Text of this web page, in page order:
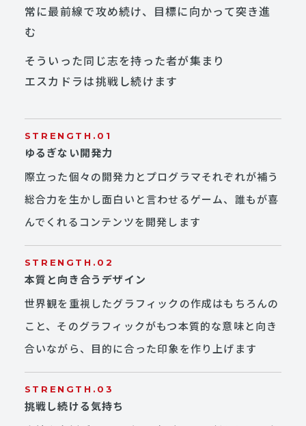
常に最前線で攻め続け、目標に向かって突き進
む
そういった同じ志を持った者が集まり
エスカドラは挑戦し続けます
STRENGTH.01
ゆるぎない開発力
際立った個々の開発力とプログラマそれぞれが補う
総合力を生かし面白いと言わせるゲーム、誰もが喜
んでくれるコンテンツを開発します
STRENGTH.02
本質と向き合うデザイン
世界観を重視したグラフィックの作成はもちろんの
こと、そのグラフィックがもつ本質的な意味と向き
合いながら、目的に合った印象を作り上げます
STRENGTH.03
挑戦し続ける気持ち